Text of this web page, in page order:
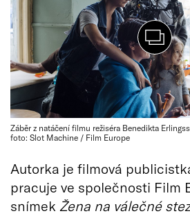
Záběr z natáčení filmu režiséra Benedikta
foto: Slot Machine / Film Europe
Autorka je filmová
pracuje ve společnosti Film
snímek Žena na válečné